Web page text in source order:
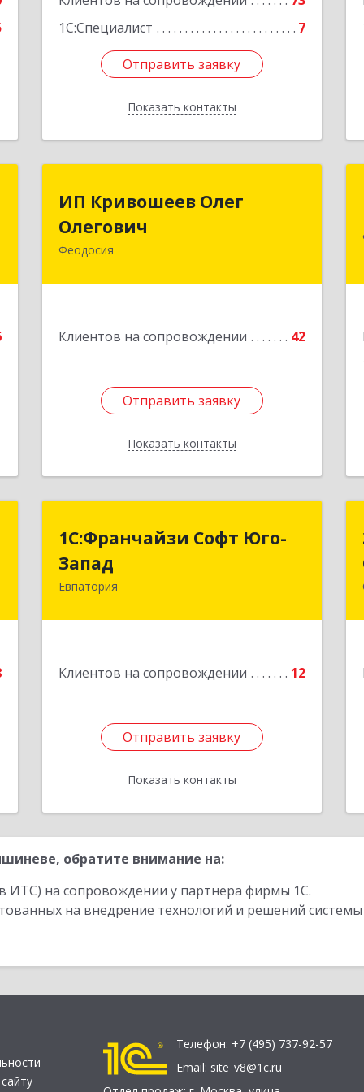
1С:Специалист
7
Отправить заявку
Показать контакты
Отправить заявку
Назад
ИП Кривошеев Олег
Олегович
Феодосия
Клиентов на сопровождении 42
Отправить заявку
Показать контакты
Олегович
Отправить заявку
Назад
1С:Франчайзи Софт Юго-
Запад
Евпатория
Клиентов на сопровождении 12
Отправить заявку
Показать контакты
1С:Франчайзи Софт Юго-
Запад
297407, Крым Респ, Евпатория г,
Отправить заявку
Назад
обратите внимание на:
ИТС) на сопровождении у партнера фирмы 1С.
на внедрение технологий и решений
Телефон: +7 (495) 737-92-57
Email: site_v8@1c.ru